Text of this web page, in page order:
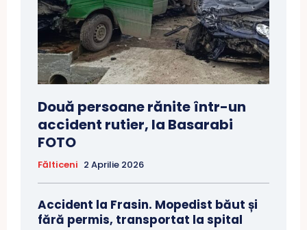
Două persoane rănite într-un
accident rutier, la Basarabi
FOTO
Fălticeni 2 Aprilie 2026
Accident la Frasin. Mopedist băut și
fără permis, transportat la spital